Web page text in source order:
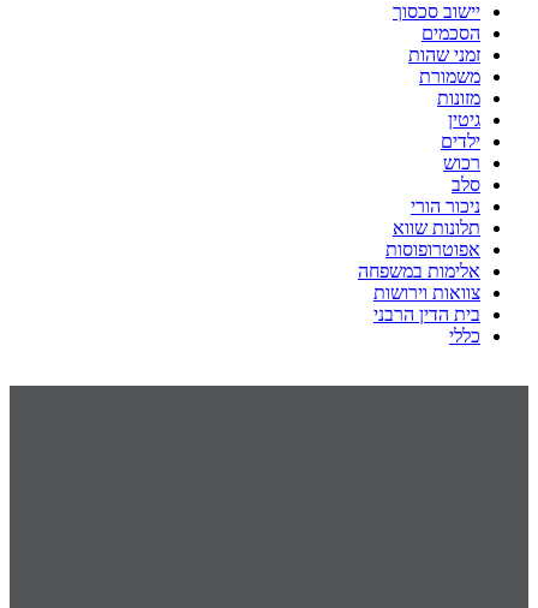
יישוב סכסוך
הסכמים
זמני שהות
משמורת
מזונות
גיטין
ילדים
רכוש
סלב
ניכור הורי
תלונות שווא
אפוטרופוסות
אלימות במשפחה
צוואות וירושות
בית הדין הרבני
כללי